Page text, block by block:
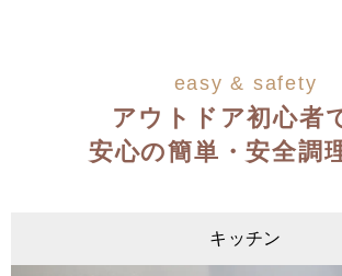
easy & safety
アウトドア初心者
安心の簡単・安全調
キッチン